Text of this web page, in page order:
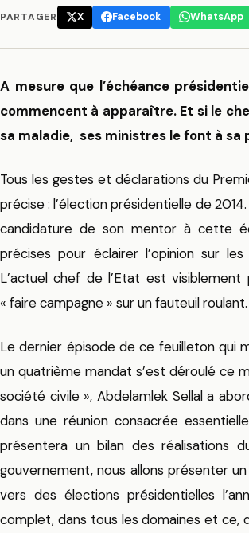
PARTAGER X Facebook WhatsApp
A mesure que l’échéance
commencent à apparaître. Et si le
sa maladie, ses ministres le font à sa
Tous les gestes et déclarations du
précise : l’élection présidentielle de
candidature de son mentor à cette
précises pour éclairer l’opinion sur
L’actuel chef de l’Etat est
« faire campagne » sur un fauteuil roulant.
Le dernier épisode de ce feuilleton qui
un quatrième mandat s’est déroulé ce
société civile », Abdelamlek Sellal a
dans une réunion consacrée
présentera un bilan des réalisations
gouvernement, nous allons présenter
vers des élections présidentielles
complet, dans tous les domaines et ce,